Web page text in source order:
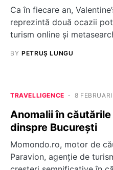
Ca în fiecare an,
reprezintă două ocazii
turism online și
BY PETRUȘ LUNGU
TRAVELLIGENCE 8
Anomalii în
dinspre București
Momondo.ro, motor de
Paravion, agenție de